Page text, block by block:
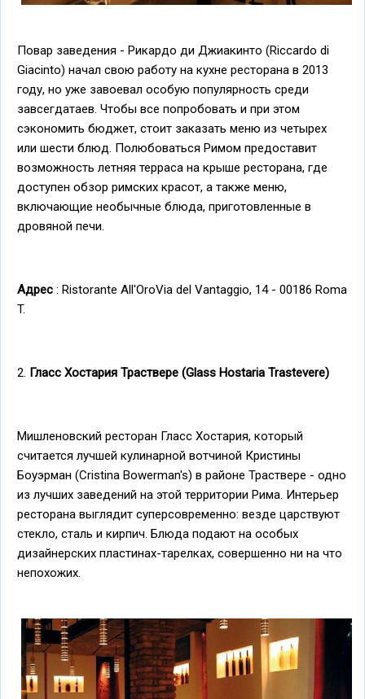
Повар заведения - Рикардо ди Джиакинто (Riccardo di
Giacinto) начал свою работу на кухне ресторана в 2013
году, но уже завоевал особую популярность среди
завсегдатаев. Чтобы все попробовать и при этом
сэкономить бюджет, стоит заказать меню из четырех
или шести блюд. Полюбоваться Римом предоставит
возможность летняя терраса на крыше ресторана, где
доступен обзор римских красот, а также меню,
включающие необычные блюда, приготовленные в
дровяной печи.
Адрес : Ristorante All'OroVia del Vantaggio, 14 - 00186 Roma
T.
2. Гласс Хостария Траствере (Glass Hostaria Trastevere)
Мишленовский ресторан Гласс Хостария, который
считается лучшей кулинарной вотчиной Кристины
Боуэрман (Cristina Bowerman's) в районе Траствере - одно
из лучших заведений на этой территории Рима. Интерьер
ресторана выглядит суперсовременно: везде царствуют
стекло, сталь и кирпич. Блюда подают на особых
дизайнерских пластинах-тарелках, совершенно ни на что
непохожих.